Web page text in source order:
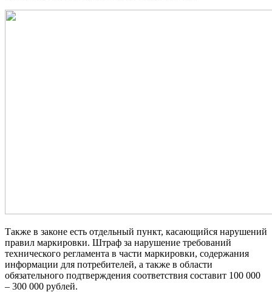
Также в законе есть отдельный пункт, касающийся нарушений
правил маркировки. Штраф за нарушение требований
технического регламента в части маркировки, содержания
информации для потребителей, а также в области
обязательного подтверждения соответствия составит 100 000
– 300 000 рублей.